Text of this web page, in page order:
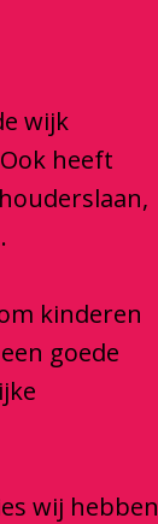
wijk
heeft
kinderen
goede
wij hebben